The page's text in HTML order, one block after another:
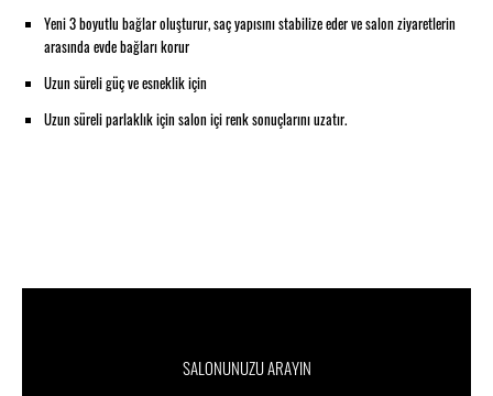
Yeni 3 boyutlu bağlar oluşturur, saç yapısını stabilize eder ve salon ziyaretlerin
arasında evde bağları korur
Uzun süreli güç ve esneklik için
Uzun süreli parlaklık için salon içi renk sonuçlarını uzatır.
SALONUNUZU ARAYIN